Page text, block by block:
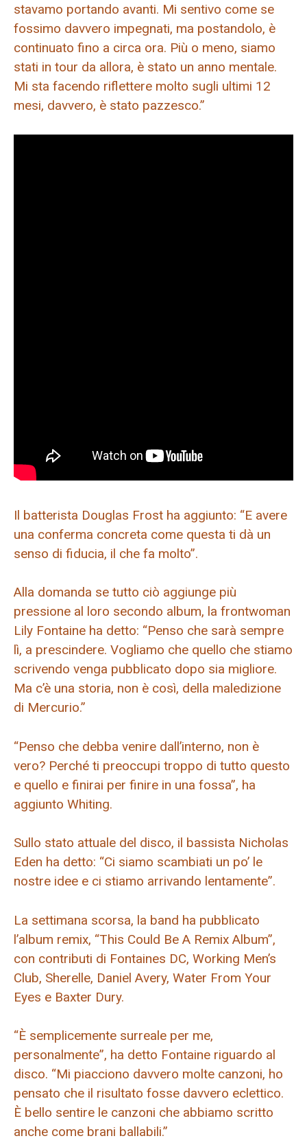
stavamo portando avanti. Mi sentivo come se
fossimo davvero impegnati, ma postandolo, è
continuato fino a circa ora. Più o meno, siamo
stati in tour da allora, è stato un anno mentale.
Mi sta facendo riflettere molto sugli ultimi 12
mesi, davvero, è stato pazzesco.”
Il batterista Douglas Frost ha aggiunto: “E avere
una conferma concreta come questa ti dà un
senso di fiducia, il che fa molto”.
Alla domanda se tutto ciò aggiunge più
pressione al loro secondo album, la frontwoman
Lily Fontaine ha detto: “Penso che sarà sempre
lì, a prescindere. Vogliamo che quello che stiamo
scrivendo venga pubblicato dopo sia migliore.
Ma c’è una storia, non è così, della maledizione
di Mercurio.”
“Penso che debba venire dall’interno, non è
vero? Perché ti preoccupi troppo di tutto questo
e quello e finirai per finire in una fossa”, ha
aggiunto Whiting.
Sullo stato attuale del disco, il bassista Nicholas
Eden ha detto: “Ci siamo scambiati un po’ le
nostre idee e ci stiamo arrivando lentamente”.
La settimana scorsa, la band ha pubblicato
l’album remix, “This Could Be A Remix Album”,
con contributi di Fontaines DC, Working Men’s
Club, Sherelle, Daniel Avery, Water From Your
Eyes e Baxter Dury.
“È semplicemente surreale per me,
personalmente”, ha detto Fontaine riguardo al
disco. “Mi piacciono davvero molte canzoni, ho
pensato che il risultato fosse davvero eclettico.
È bello sentire le canzoni che abbiamo scritto
anche come brani ballabili.”